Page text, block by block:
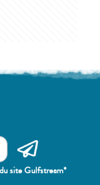
site Gulfstream*